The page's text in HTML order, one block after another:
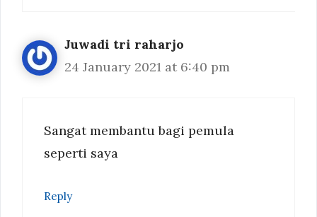
Juwadi tri raharjo
24 January 2021 at 6:40 pm
Sangat membantu bagi pemula
seperti saya
Reply